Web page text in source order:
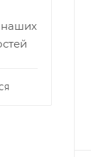
наших